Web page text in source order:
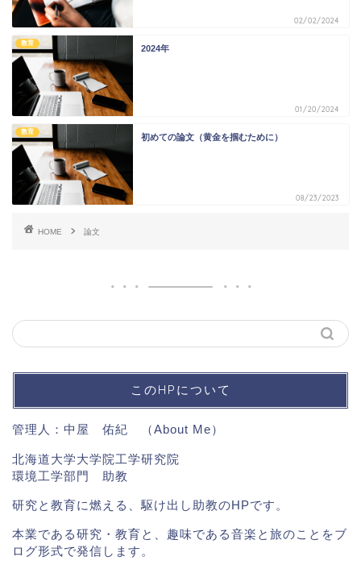
02/02/2024
教育
2024年
01/20/2024
教育
初めての論文（黄金を掴むために）
08/23/2023
HOME 論文
このHPについて
管理人：中屋 佑紀 （About Me）
北海道大学大学院工学研究院
環境工学部門 助教
研究と教育に燃える、駆け出し助教のHPです。
本業である研究・教育と、趣味である音楽と旅のことをブ
ログ形式で発信します。